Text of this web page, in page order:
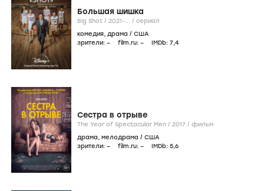
Большая шишка
Big Shot / 2021-... / сериал
комедия, драма / США
зрители: – film.ru: – IMDb: 7,4
Сестра в отрыве
The Year of Spectacular Men / 2017 / фильм
драма, мелодрама / США
зрители: – film.ru: – IMDb: 5,6